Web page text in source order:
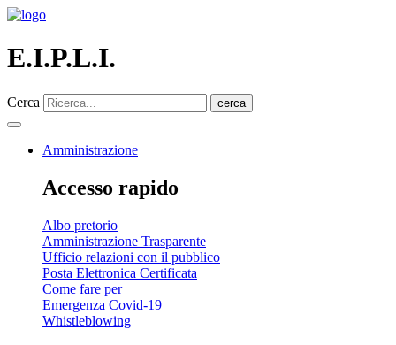
E.I.P.L.I.
Cerca cerca
Amministrazione
Accesso rapido
Albo pretorio
Amministrazione Trasparente
Ufficio relazioni con il pubblico
Posta Elettronica Certificata
Come fare per
Emergenza Covid-19
Whistleblowing